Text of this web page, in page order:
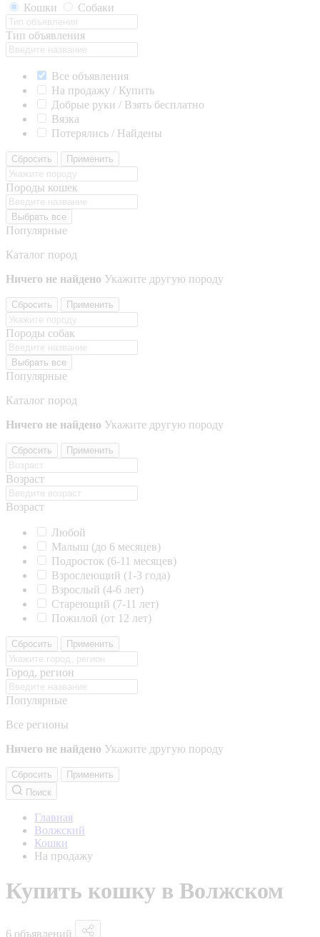
Кошки
Собаки
Тип объявления
Все объявления
На продажу / Купить
Добрые руки / Взять бесплатно
Вязка
Потерялись / Найдены
Сбросить Применить
Породы кошек
Выбрать все
Популярные
Каталог пород
Ничего не найдено Укажите другую породу
Сбросить Применить
Породы собак
Выбрать все
Популярные
Каталог пород
Ничего не найдено Укажите другую породу
Сбросить Применить
Возраст
Возраст
Любой
Малыш (до 6 месяцев)
Подросток (6-11 месяцев)
Взрослеющий (1-3 года)
Взрослый (4-6 лет)
Стареющий (7-11 лет)
Пожилой (от 12 лет)
Сбросить Применить
Город, регион
Популярные
Все регионы
Ничего не найдено Укажите другую породу
Сбросить
Применить
Поиск
Главная
Волжский
Кошки
На продажу
Купить кошку в Волжском
6 объявлений